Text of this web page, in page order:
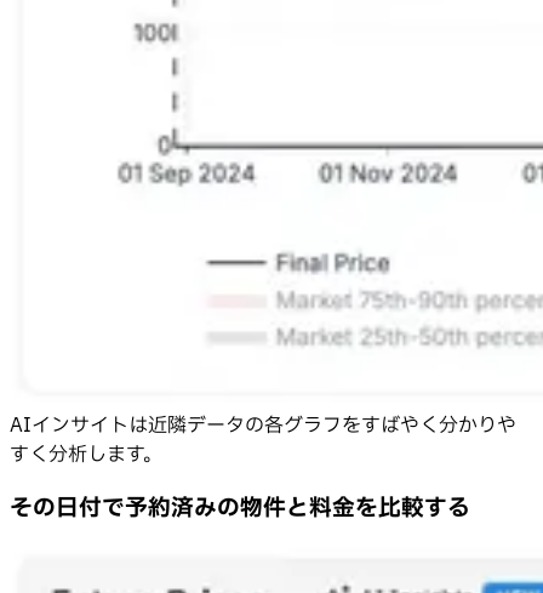
AIインサイトは近隣データの各グラフをすばやく分かりや
すく分析します。
その日付で予約済みの物件と料金を比較する